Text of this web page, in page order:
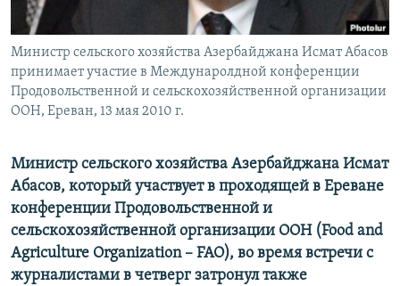
Русский
Все сайты Радио Азатутюн
Министр сельского хозяйства Азербайджана Исмат Абасов
принимает участие в Междунаролдной конференции
Продовольственной и сельскохозяйственной организации
ООН, Ереван, 13 мая 2010 г.
Министр сельского хозяйства Азербайджана Исмат
Абасов, который участвует в проходящей в Ереване
конференции Продовольственной и
сельскохозяйственной организации ООН (Food and
Agriculture Organization – FAO), во время встречи с
журналистами в четверг затронул также